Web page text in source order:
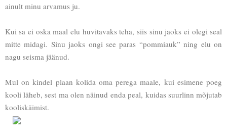
ainult minu arvamus ju.
Kui sa ei oska maal elu huvitavaks teha, siis sinu jaoks ei olegi seal
mitte midagi. Sinu jaoks ongi see paras “pommiauk” ning elu on
nagu seisma jäänud.
Mul on kindel plaan kolida oma perega maale, kui esimene poeg
kooli läheb, sest ma olen näinud enda peal, kuidas suurlinn mõjutab
kooliskäimist.